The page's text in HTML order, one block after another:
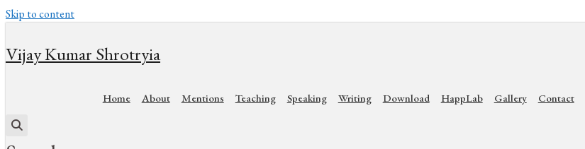
Skip to content
Vijay Kumar Shrotryia
Home About Mentions Teaching Speaking Writing Download HappLab Gallery Contact